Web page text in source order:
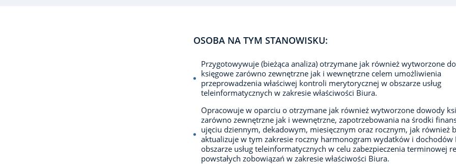
OSOBA NA TYM STANOWISKU:
Przygotowywuje (bieżąca analiza) otrzymane jak również wytworzone
księgowe zarówno zewnętrzne jak i wewnętrzne celem umożliwienia
przeprowadzenia właściwej kontroli merytorycznej w obszarze usług
teleinformatycznych w zakresie właściwości Biura.
Opracowuje w oparciu o otrzymane jak również wytworzone dowody
zarówno zewnętrzne jak i wewnętrzne, zapotrzebowania na środki
ujęciu dziennym, dekadowym, miesięcznym oraz rocznym, jak również
aktualizuje w tym zakresie roczny harmonogram wydatków i dochodów
obszarze usług teleinformatycznych w celu zabezpieczenia terminowej
powstałych zobowiązań w zakresie właściwości Biura.